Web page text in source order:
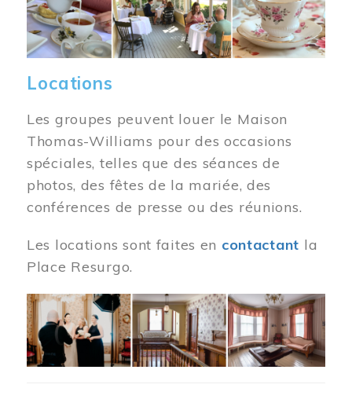
Locations
Les groupes peuvent louer le Maison
Thomas-Williams pour des occasions
spéciales, telles que des séances de
photos, des fêtes de la mariée, des
conférences de presse ou des réunions.
Les locations sont faites en contactant la
Place Resurgo.
Image